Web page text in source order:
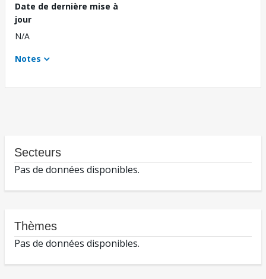
Date de dernière mise à
jour
N/A
Notes
Secteurs
Pas de données disponibles.
Thèmes
Pas de données disponibles.